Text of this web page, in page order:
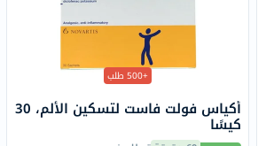
+500 طلب
أكياس فولت فاست لتسكين الألم، 30
كيسًا